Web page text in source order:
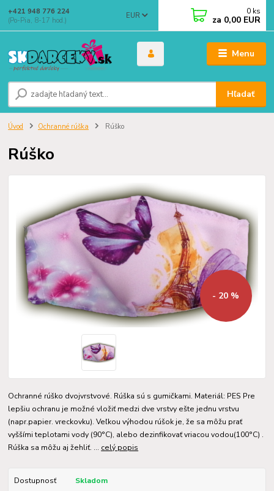
Menu
EUR
Hľadať
+421 948 776 224
(Po-Pia, 8-17 hod.)
0 ks
za 0,00 EUR
Úvod Ochranné rúška Rúško
Rúško
- 20 %
Ochranné rúško dvojvrstvové. Rúška sú s gumičkami. Materiál: PES Pre
lepšiu ochranu je možné vložiť medzi dve vrstvy ešte jednu vrstvu
(napr.papier. vreckovku). Veľkou výhodou rúšok je, že sa môžu prať
vyššími teplotami vody (90°C), alebo dezinfikovať vriacou vodou(100°C) .
Rúška sa môžu aj žehliť. ... celý popis
Dostupnosť
Skladom